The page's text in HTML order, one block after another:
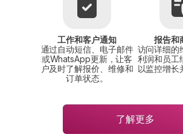
工作和客户通知
通过自动短信、电子邮件
或WhatsApp更新，让客
户及时了解报价、维修和
订单状态。
报告和
访问详细的
利润和员工
以监控增长
了解更多